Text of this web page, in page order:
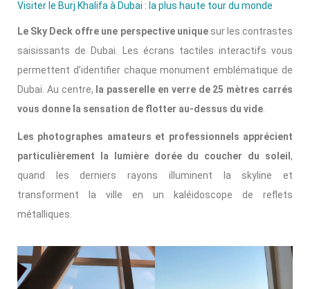
Visiter le Burj Khalifa à Dubai : la plus haute tour du monde
Le Sky Deck offre une perspective uniquesur les contrastes
saisissants de Dubai. Les écrans tactiles interactifs vous
permettent d’identifier chaque monument emblématique de
Dubai. Au centre, la passerelle en verre de 25 mètres carrés
vous donne la sensation de flotter au-dessus du vide.
Les photographes amateurs et professionnels apprécient
particulièrement la lumière dorée du coucher du soleil ,
quand les derniers rayons illuminent la skyline et
transforment la ville en un kaléidoscope de reflets
métalliques.